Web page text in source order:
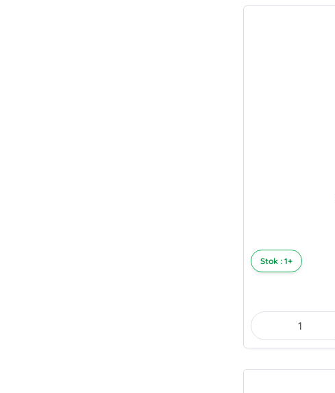
Stok : 1+